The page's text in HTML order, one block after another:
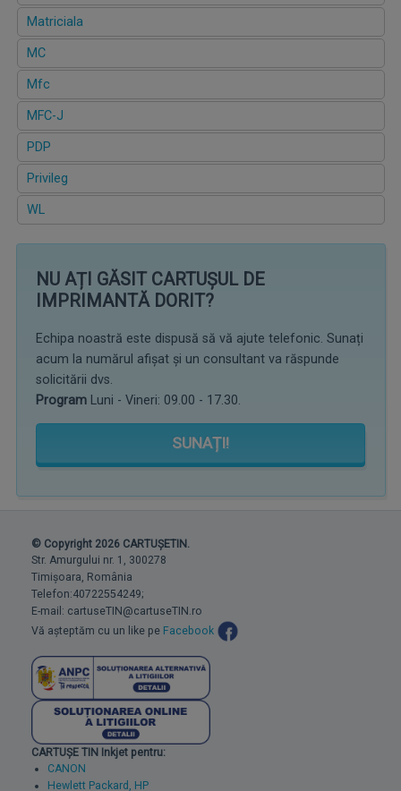
Matriciala
MC
Mfc
MFC-J
PDP
Privileg
WL
NU AȚI GĂSIT CARTUȘUL DE
IMPRIMANTĂ DORIT?
Echipa noastră este dispusă să vă ajute telefonic. Sunați
acum la numărul afișat și un consultant va răspunde
solicitării dvs.
Program Luni - Vineri: 09.00 - 17.30.
SUNAȚI!
© Copyright 2026 CARTUȘETIN.
Str. Amurgului nr. 1, 300278
Timișoara, România
Telefon:40722554249;
E-mail: cartuseTIN@cartuseTIN.ro
Vă așteptăm cu un like pe Facebook
CARTUȘE TIN Inkjet pentru:
CANON
Hewlett Packard, HP